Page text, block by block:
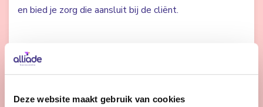
Deze website maakt gebruik van cookies
en bied je zorg die aansluit bij de cliënt.
Gedragskundige jeugdzorg